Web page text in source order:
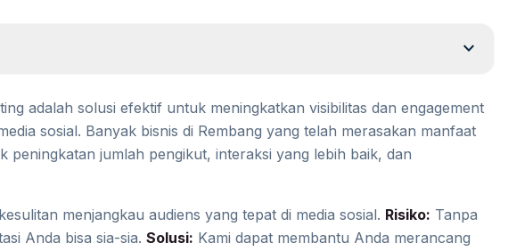
expand_more
adalah solusi efektif untuk meningkatkan visibilitas dan engagement
sosial. Banyak bisnis di Rembang yang telah merasakan manfaat
peningkatan jumlah pengikut, interaksi yang lebih baik, dan
menjangkau audiens yang tepat di media sosial. Risiko: Tanpa
Anda bisa sia-sia. Solusi: Kami dapat membantu Anda merancang